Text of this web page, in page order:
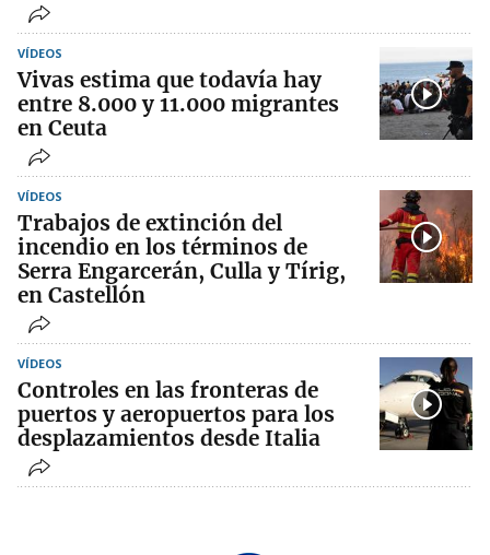
VÍDEOS
Vivas estima que todavía hay
entre 8.000 y 11.000 migrantes
en Ceuta
VÍDEOS
Trabajos de extinción del
incendio en los términos de
Serra Engarcerán, Culla y Tírig,
en Castellón
VÍDEOS
Controles en las fronteras de
puertos y aeropuertos para los
desplazamientos desde Italia